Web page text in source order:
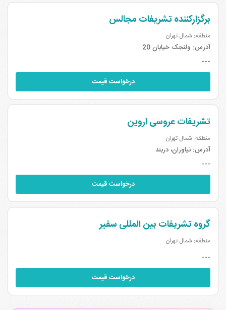
برگزارکننده تشریفات مجالس
منطقه: شمال تهران
آدرس: ولنجک خیابان 20
---
درخواست قیمت
تشریفات عروسی اروین
منطقه: شمال تهران
آدرس: نیاوران، دربند
---
درخواست قیمت
گروه تشریفات بین المللی سفیر
منطقه: شمال تهران
---
درخواست قیمت